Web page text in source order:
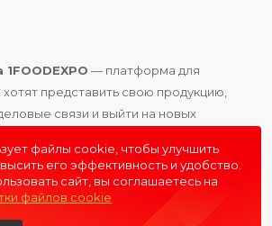
— платформа для
представить свою продукцию,
связи и выйти на новых
файлы cookie, чтобы улучшить
его эффективность и удобство.
сайт, вы соглашаетесь на
файлов cookie